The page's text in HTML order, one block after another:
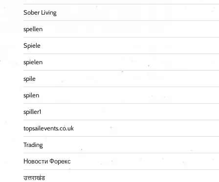
Sober Living
spellen
Spiele
spielen
spile
spilen
spiller1
topsailevents.co.uk
Trading
Новости Форекс
उत्तराखंड